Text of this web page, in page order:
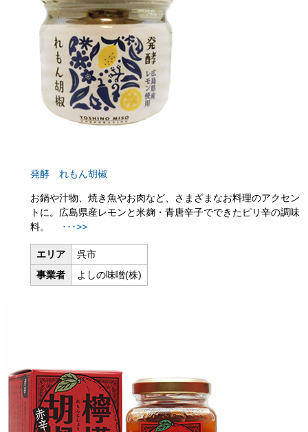
発酵 れもん胡椒
お鍋や汁物、焼き魚やお肉など、さまざまなお料理のアクセン
トに。 広島県産レモンと米麹・青唐辛子でできたピリ辛の調味
料。
･･･>>
エリア
呉市
事業者
よしの味噌(株)